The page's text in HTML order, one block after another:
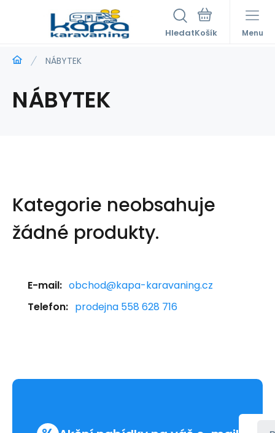
Hledat Menu
NÁBYTEK
NÁBYTEK
Kategorie neobsahuje
žádné produkty.
E-mail: obchod@kapa-karavaning.cz
Telefon: prodejna 558 628 716